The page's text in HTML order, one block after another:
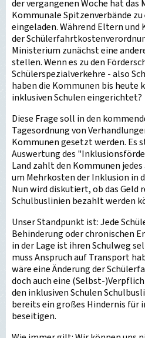
der vergangenen Woche hat
Kommunale Spitzenverbände
eingeladen. Während Eltern und
der
Ministerium zunächst eine
stellen. Wenn es zu den
Schülerspezialverkehre - also
haben die Kommunen bis heute
inklusiven Schulen eingerichtet?
Diese Frage soll in den
Tagesordnung von
Kommunen gesetzt werden. Es
Auswertung des
Land zahlt den Kommunen
um Mehrkosten der Inklusion in
Nun wird diskutiert, ob das Geld
Schulbuslinien bezahlt werden
Unser Standpunkt ist: Jede
Behinderung oder chronischen
in der Lage ist ihren Schulweg
muss Anspruch auf Transport
wäre eine Änderung der
doch auch eine (Selbst-
den inklusiven Schulen
bereits ein großes Hindernis für
beseitigen.